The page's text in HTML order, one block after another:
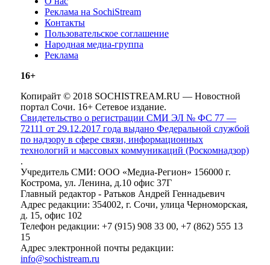
Реклама на SochiStream
Контакты
Пользовательское соглашение
Народная медиа-группа
Реклама
16+
Копирайт © 2018 SOCHISTREAM.RU — Новостной
портал Сочи. 16+ Сетевое издание.
Свидетельство о регистрации СМИ ЭЛ № ФС 77 —
72111 от 29.12.2017 года выдано Федеральной службой
по надзору в сфере связи, информационных
технологий и массовых коммуникаций (Роскомнадзор)
.
Учредитель СМИ: ООО «Медиа-Регион» 156000 г.
Кострома, ул. Ленина, д.10 офис 37Г
Главный редактор - Ратьков Андрей Геннадьевич
Адрес редакции: 354002, г. Сочи, улица Черноморская,
д. 15, офис 102
Телефон редакции: +7 (915) 908 33 00, +7 (862) 555 13
15
Адрес электронной почты редакции:
info@sochistream.ru